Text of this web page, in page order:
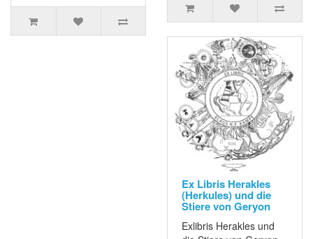
Ex Libris Herakles
(Herkules) und die
Stiere von Geryon
Exlibris Herakles und